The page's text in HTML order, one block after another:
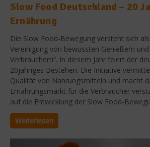
Slow Food Deutschland – 20
Ernährung
Die Slow Food-Bewegung versteht sich
Vereinigung von bewussten Genießern
Verbrauchern“. In diesem Jahr feiert der
20jähriges Bestehen. Die Initiative
Qualität von Nahrungsmitteln und macht
Ernährungsmarkt für die Verbraucher
auf die Entwicklung der Slow Food-
Weiterlesen